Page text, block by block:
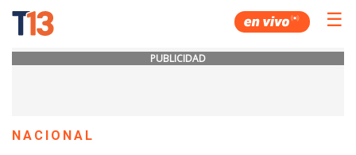
☰
PUBLICIDAD
NACIONAL